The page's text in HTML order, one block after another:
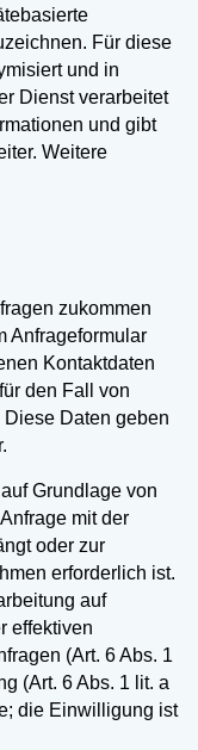
Für diese
und in
Dienst verarbeitet
und gibt
Weitere
zukommen
Anfrageformular
Kontaktdaten
den Fall von
Daten geben
Grundlage von
mit der
oder zur
erforderlich ist.
auf
effektiven
(Art. 6 Abs. 1
(Art. 6 Abs. 1 lit. a
die Einwilligung ist